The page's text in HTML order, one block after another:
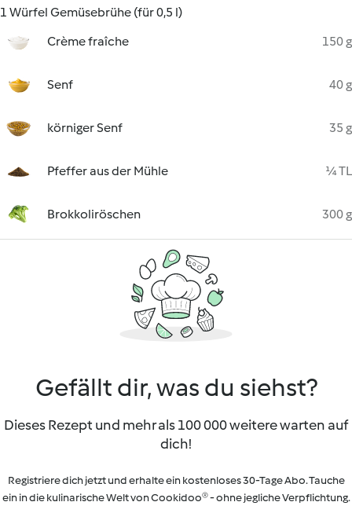
1 Würfel Gemüsebrühe (für 0,5 l)
Crème fraîche
150 g
Senf 40 g
körniger Senf 35 g
Pfeffer aus der Mühle ¼ TL
Brokkoliröschen 300 g
Gefällt dir, was du siehst?
Dieses Rezept und mehr als 100 000 weitere warten auf
dich!
Registriere dich jetzt und erhalte ein kostenloses 30-Tage Abo. Tauche
ein in die kulinarische Welt von Cookidoo® - ohne jegliche Verpflichtung.